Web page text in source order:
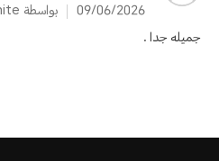
09/06/2026
جميله جدا .